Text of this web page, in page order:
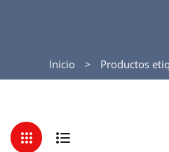
Inicio Productos